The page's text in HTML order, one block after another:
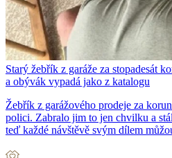
Starý žebřík z garáže za stopadesát
a obývák vypadá jako z katalogu
Žebřík z garážového prodeje za
polici. Zabralo jim to jen chvilku a
teď každé návštěvě svým dílem